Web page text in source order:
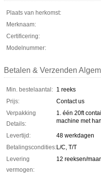
Plaats van herkomst:
Merknaam:
Certificering:
Modelnummer:
Betalen & Verzenden
Min. bestelaantal: 1 reeks
Prijs:
Contact us
Verpakking
Details:
1. één 20ft
machine met
Levertijd:
48 werkdagen
Betalingscondities:L/C, T/T
Levering
vermogen:
12 reeksen/